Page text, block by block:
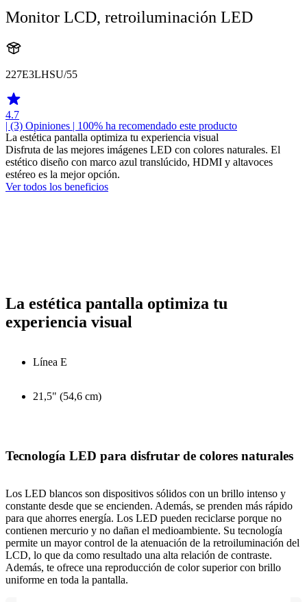
Monitor LCD, retroiluminación LED
227E3LHSU/55
4.7
| (3) Opiniones | 100% ha recomendado este producto
La estética pantalla optimiza tu experiencia visual
Disfruta de las mejores imágenes LED con colores naturales. El
estético diseño con marco azul translúcido, HDMI y altavoces
estéreo es la mejor opción.
Ver todos los beneficios
La estética pantalla optimiza tu
experiencia visual
Línea E
21,5" (54,6 cm)
Tecnología LED para disfrutar de colores naturales
Los LED blancos son dispositivos sólidos con un brillo intenso y
constante desde que se encienden. Además, se prenden más rápido
para que ahorres energía. Los LED pueden reciclarse porque no
contienen mercurio y no dañan el medioambiente. Su tecnología
permite un mayor control de la atenuación de la retroiluminación del
LCD, lo que da como resultado una alta relación de contraste.
Además, te ofrece una reproducción de color superior con brillo
uniforme en toda la pantalla.